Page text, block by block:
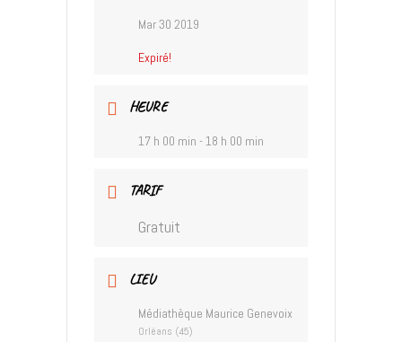
Mar 30 2019
Expiré!
HEURE
17 h 00 min - 18 h 00 min
TARIF
Gratuit
LIEU
Médiathèque Maurice Genevoix
Orléans (45)